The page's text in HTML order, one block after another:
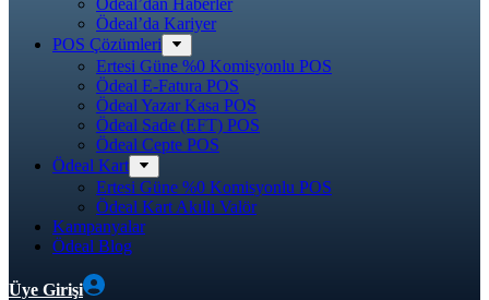
Ödeal’dan Haberler
Ödeal’da Kariyer
POS Çözümleri
Ertesi Güne %0 Komisyonlu POS
Ödeal E-Fatura POS
Ödeal Yazar Kasa POS
Ödeal Sade (EFT) POS
Ödeal Cepte POS
Ödeal Kart
Ertesi Güne %0 Komisyonlu POS
Ödeal Kart Akıllı Valör
Kampanyalar
Ödeal Blog
Üye Girişi